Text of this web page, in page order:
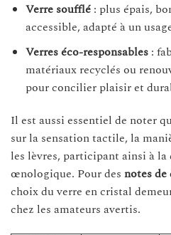
Verre soufflé: plus épais,
accessible, adapté à un
Verres éco-responsables:
matériaux recyclés ou
pour concilier plaisir et
Il est aussi essentiel de noter
sur la sensation tactile, la
les lèvres, participant ainsi à
œnologique. Pour des notes
choix du verre en cristal
chez les amateurs avertis.